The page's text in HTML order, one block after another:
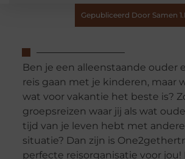
Gepubliceerd Door Samen
Ben je een alleenstaande ouder
reis gaan met je kinderen, maar
wat voor vakantie het beste is?
groepsreizen waar jij als wat
tijd van je leven hebt met
situatie? Dan zijn is
perfecte reisorganisatie voor jou!